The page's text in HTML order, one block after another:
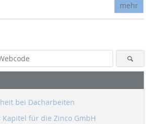
mehr
bei Dacharbeiten
Kapitel für die Zinco GmbH